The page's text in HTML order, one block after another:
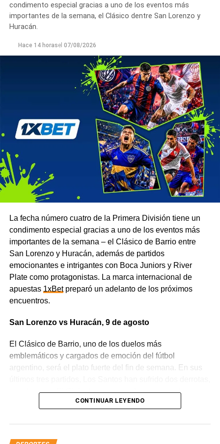
condimento especial gracias a uno de los eventos más
importantes de la semana, el Clásico dentre San Lorenzo y
Huracán.
Hace 14 horasel 07/08/2026
La fecha número cuatro de la Primera División tiene un
condimento especial gracias a uno de los eventos más
importantes de la semana – el Clásico de Barrio entre
San Lorenzo y Huracán, además de partidos
emocionantes e intrigantes con Boca Juniors y River
Plate como protagonistas. La marca internacional de
apuestas 1xBetpreparó un adelanto de los próximos
encuentros.
San Lorenzo vs Huracán, 9 de agosto
El Clásico de Barrio, uno de los duelos más
emblemáticos y cargados de emoción del fútbol
argentino, será el plato fuerte del fin de semana. En sus
mientras que El Globo ha conseguido sumar cuatro
puntos. El cruce entre estos dos viejos rivales va mucho
a pelear no solo por mejorar su posición en la liga, sino
también por defender el honor de sus clubes.
CONTINUAR LEYENDO